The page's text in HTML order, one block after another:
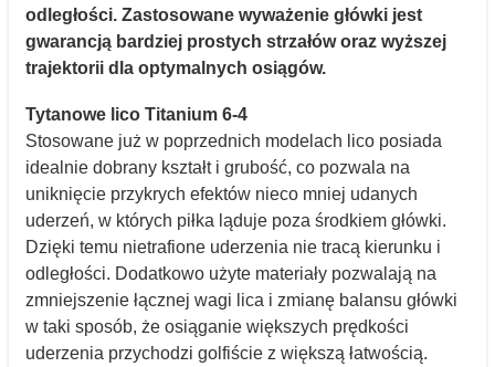
odległości. Zastosowane wyważenie główki jest
gwarancją bardziej prostych strzałów oraz wyższej
trajektorii dla optymalnych osiągów.
Tytanowe lico Titanium 6-4
Stosowane już w poprzednich modelach lico posiada
idealnie dobrany kształt i grubość, co pozwala na
uniknięcie przykrych efektów nieco mniej udanych
uderzeń, w których piłka ląduje poza środkiem główki.
Dzięki temu nietrafione uderzenia nie tracą kierunku i
odległości. Dodatkowo użyte materiały pozwalają na
zmniejszenie łącznej wagi lica i zmianę balansu główki
w taki sposób, że osiąganie większych prędkości
uderzenia przychodzi golfiście z większą łatwością.